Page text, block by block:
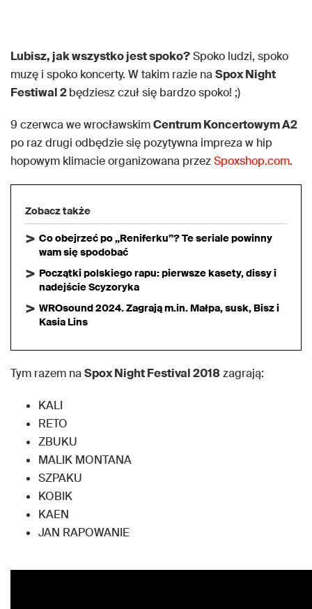
Lubisz, jak wszystko jest spoko?Spoko ludzi, spoko
muzę i spoko koncerty. W takim razie naSpox Night
Festiwal 2będziesz czuł się bardzo spoko! ;)
9 czerwca we wrocławskimCentrum Koncertowym A2
po raz drugi odbędzie się pozytywna impreza w hip
hopowym klimacie organizowana przezSpoxshop.com.
Zobacz także
Co obejrzeć po „Reniferku”? Te seriale powinny
wam się spodobać
Początki polskiego rapu: pierwsze kasety, dissy i
nadejście Scyzoryka
WROsound 2024. Zagrają m.in. Małpa, susk, Bisz i
Kasia Lins
Tym razem naSpox Night Festival 2018zagrają:
KALI
RETO
ZBUKU
MALIK MONTANA
SZPAKU
KOBIK
KAEN
JAN RAPOWANIE